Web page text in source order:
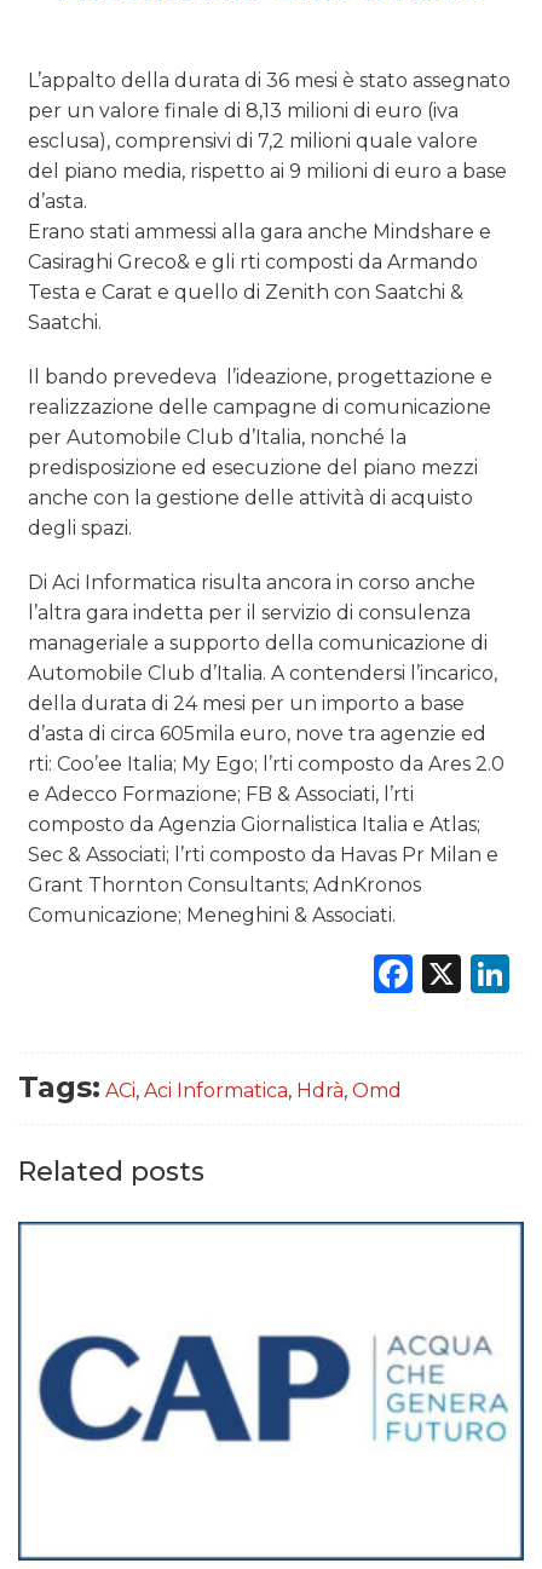
L’appalto della durata di 36 mesi è stato assegnato
per un valore finale di 8,13 milioni di euro (iva
esclusa), comprensivi di 7,2 milioni quale valore
del piano media, rispetto ai 9 milioni di euro a base
d’asta.
Erano stati ammessi alla gara anche Mindshare e
Casiraghi Greco& e gli rti composti da Armando
Testa e Carat e quello di Zenith con Saatchi &
Saatchi.
Il bando prevedeva l’ideazione, progettazione e
realizzazione delle campagne di comunicazione
per Automobile Club d’Italia, nonché la
predisposizione ed esecuzione del piano mezzi
anche con la gestione delle attività di acquisto
degli spazi.
Di Aci Informatica risulta ancora in corso anche
l’altra gara indetta per il servizio di consulenza
manageriale a supporto della comunicazione di
Automobile Club d’Italia. A contendersi l’incarico,
della durata di 24 mesi per un importo a base
d’asta di circa 605mila euro, nove tra agenzie ed
rti: Coo’ee Italia; My Ego; l’rti composto da Ares 2.0
e Adecco Formazione; FB & Associati, l’rti
composto da Agenzia Giornalistica Italia e Atlas;
Sec & Associati; l’rti composto da Havas Pr Milan e
Grant Thornton Consultants; AdnKronos
Comunicazione; Meneghini & Associati.
X
Tags: ACi, Aci Informatica, Hdrà, Omd
Related posts